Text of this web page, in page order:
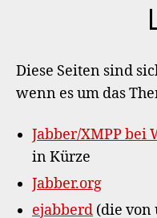
Diese Seiten sind
wenn es um das
Jabber/XMPP bei
in Kürze
Jabber.org
ejabberd (die von